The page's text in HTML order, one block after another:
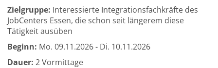
Zielgruppe: Interessierte Integrationsfachkräfte des
JobCenters Essen, die schon seit längerem diese
Tätigkeit ausüben
Beginn: Mo. 09.11.2026 - Di. 10.11.2026
Dauer: 2 Vormittage